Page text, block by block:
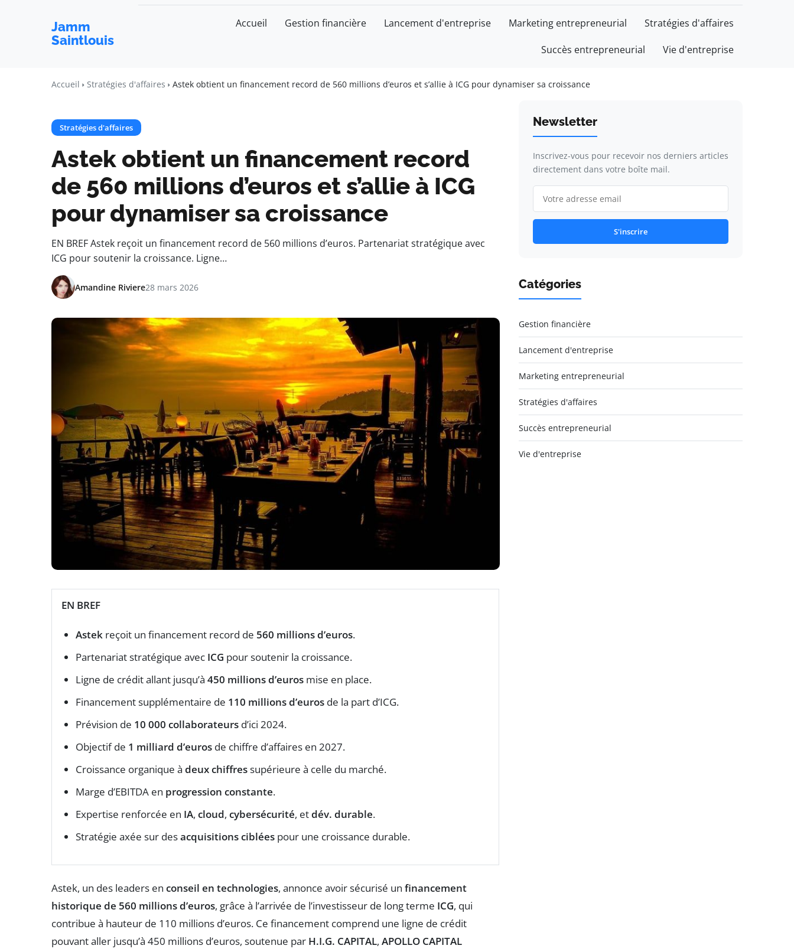
Jamm
Saintlouis
Accueil Gestion financière Lancement d'entreprise Marketing entrepreneurial Stratégies d'affaires
Succès entrepreneurial Vie d'entreprise
Accueil Stratégies d'affaires Astek obtient un financement record de 560 millions d’euros et s’allie à ICG pour dynamiser sa croissance
Stratégies d'affaires
Astek obtient un financement record
de 560 millions d’euros et s’allie à ICG
pour dynamiser sa croissance
EN BREF Astek reçoit un financement record de 560 millions d’euros. Partenariat stratégique avec
ICG pour soutenir la croissance. Ligne…
Amandine Riviere28 mars 2026
EN BREF
Astek reçoit un financement record de 560 millions d’euros.
Partenariat stratégique avec ICG pour soutenir la croissance.
Ligne de crédit allant jusqu’à 450 millions d’euros mise en place.
Financement supplémentaire de 110 millions d’euros de la part d’ICG.
Prévision de 10 000 collaborateurs d’ici 2024.
Objectif de 1 milliard d’euros de chiffre d’affaires en 2027.
Croissance organique à deux chiffressupérieure à celle du marché.
Marge d’EBITDA en progression constante.
Expertise renforcée en IA, cloud, cybersécurité, etdév. durable.
Stratégie axée sur desacquisitions ciblées pour une croissance durable.
Astek, un des leaders en conseil en technologies, annonce avoir sécurisé un financement
historique de 560 millions d’euros, grâce à l’arrivée de l’investisseur de long terme ICG, qui
contribue à hauteur de 110 millions d’euros. Ce financement comprend une ligne de crédit
pouvant aller jusqu’à 450 millions d’euros, soutenue par H.I.G. CAPITAL, APOLLO CAPITAL
Newsletter
Inscrivez-vous pour recevoir nos derniers articles
directement dans votre boîte mail.
S'inscrire
Catégories
Gestion financière
Lancement d'entreprise
Marketing entrepreneurial
Stratégies d'affaires
Succès entrepreneurial
Vie d'entreprise